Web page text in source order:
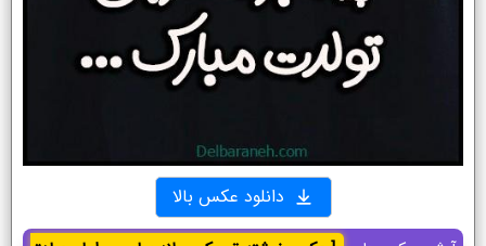
دانلود عکس بالا